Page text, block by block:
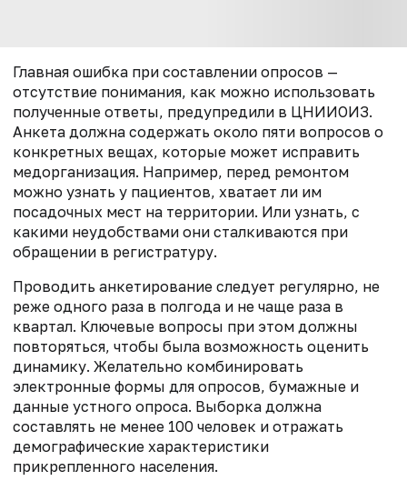
Главная ошибка при составлении опросов —
отсутствие понимания, как можно использовать
полученные ответы, предупредили в ЦНИИОИЗ.
Анкета должна содержать около пяти вопросов о
конкретных вещах, которые может исправить
медорганизация. Например, перед ремонтом
можно узнать у пациентов, хватает ли им
посадочных мест на территории. Или узнать, с
какими неудобствами они сталкиваются при
обращении в регистратуру.
Проводить анкетирование следует регулярно, не
реже одного раза в полгода и не чаще раза в
квартал. Ключевые вопросы при этом должны
повторяться, чтобы была возможность оценить
динамику. Желательно комбинировать
электронные формы для опросов, бумажные и
данные устного опроса. Выборка должна
составлять не менее 100 человек и отражать
демографические характеристики
прикрепленного населения.